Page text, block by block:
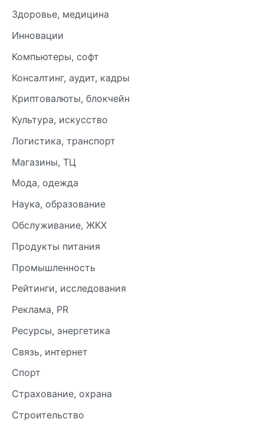
Здоровье, медицина
Инновации
Компьютеры, софт
Консалтинг, аудит, кадры
Криптовалюты, блокчейн
Культура, искусство
Логистика, транспорт
Магазины, ТЦ
Мода, одежда
Наука, образование
Обслуживание, ЖКХ
Продукты питания
Промышленность
Рейтинги, исследования
Реклама, PR
Ресурсы, энергетика
Связь, интернет
Спорт
Страхование, охрана
Строительство